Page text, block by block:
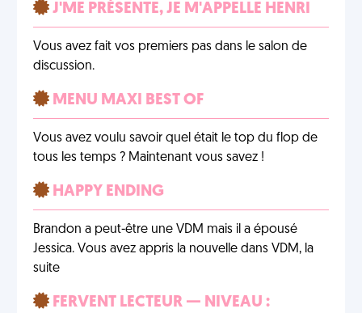
J'ME PRÉSENTE, JE M'APPELLE HENRI
Vous avez fait vos premiers pas dans le salon de
discussion.
MENU MAXI BEST OF
Vous avez voulu savoir quel était le top du flop de
tous les temps ? Maintenant vous savez !
HAPPY ENDING
Brandon a peut-être une VDM mais il a épousé
Jessica. Vous avez appris la nouvelle dans VDM, la
suite
FERVENT LECTEUR — NIVEAU :